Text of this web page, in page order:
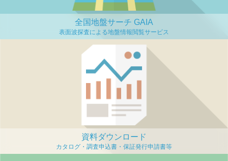
全国地盤サーチ GAIA
資料ダウンロード